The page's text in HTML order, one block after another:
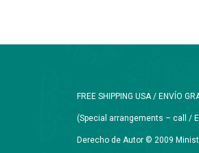
FREE SHIPPING USA / ENVÍO
(Special arrangements – call /
Derecho de Autor © 2009